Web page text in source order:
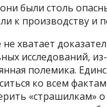
были столь
к производству и
хватает
исследований,
полемика.
ко всем
«страшилкам» о